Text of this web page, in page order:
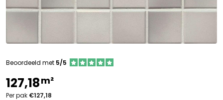
Beoordeeld met 5/5
127,18m²
Per pak €127,18